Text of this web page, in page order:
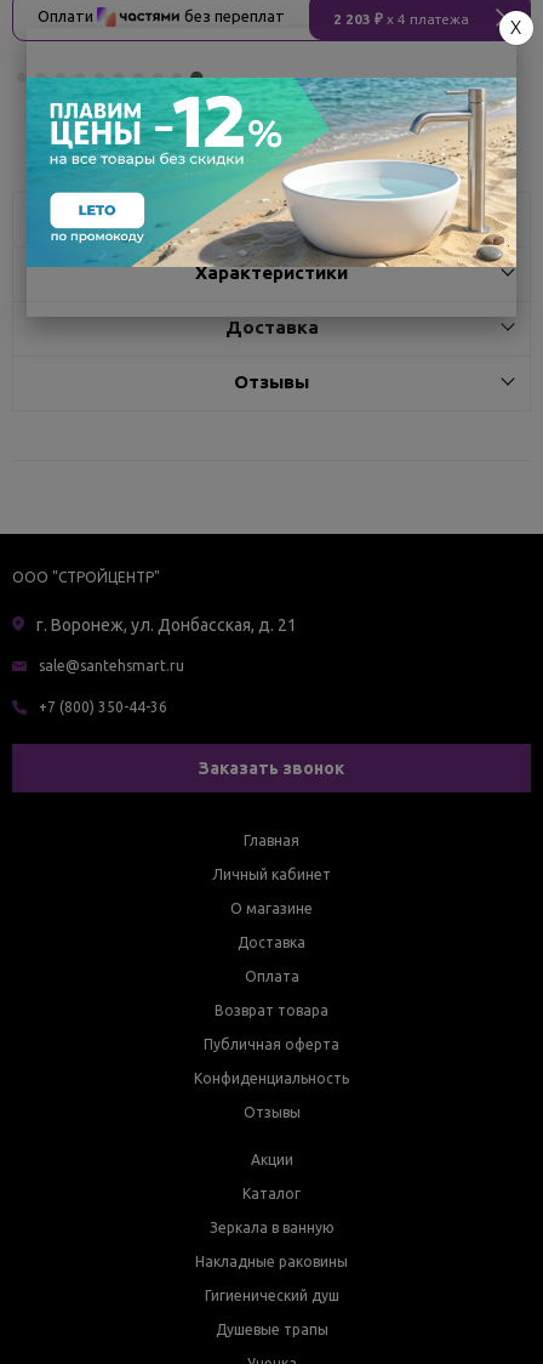
Оплати без переплат 2 203 ₽ x 4 платежа
Поделиться
Описание
Характеристики
Доставка
Отзывы
ООО "СТРОЙЦЕНТР"
г. Воронеж, ул. Донбасская, д. 21
sale@santehsmart.ru
+7 (800) 350-44-36
Заказать звонок
Главная
Личный кабинет
О магазине
Доставка
Оплата
Возврат товара
Публичная оферта
Конфиденциальность
Отзывы
Акции
Каталог
Зеркала в ванную
Накладные раковины
Гигиенический душ
Душевые трапы
X